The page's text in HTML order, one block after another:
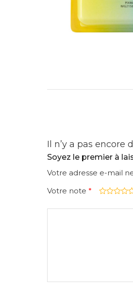
Il n’y a pas encore
Soyez le premier à
Votre adresse e-mail
Votre note *